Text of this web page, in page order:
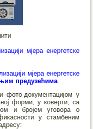
мјера енергетске
мјера енергетске
предузећима
фото-документацијом у
форми, у коверти, са
и бројем уговора о
у стамбеним